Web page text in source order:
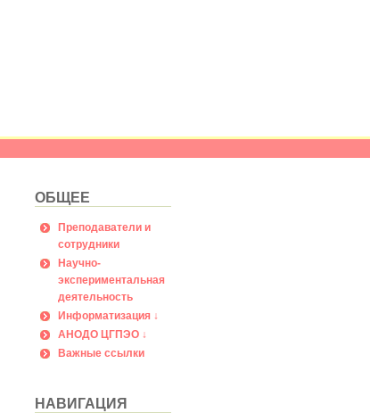
ОБЩЕЕ
Преподаватели и
сотрудники
Научно-
экспериментальная
деятельность
Информатизация ↓
АНОДО ЦГПЭО ↓
Важные ссылки
НАВИГАЦИЯ